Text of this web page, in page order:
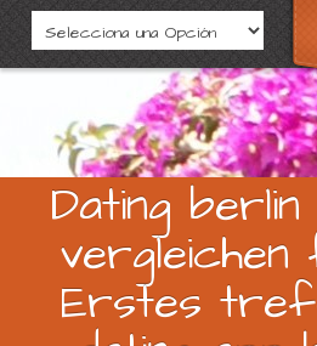
Dating
Erstes